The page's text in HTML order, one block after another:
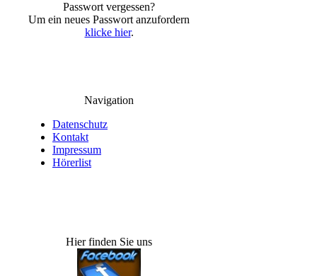
Passwort vergessen?
Um ein neues Passwort anzufordern
klicke hier.
Navigation
Datenschutz
Kontakt
Impressum
Hörerlist
Hier finden Sie uns